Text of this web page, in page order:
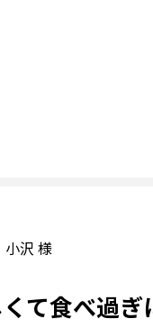
小沢 様
て食べ過ぎ